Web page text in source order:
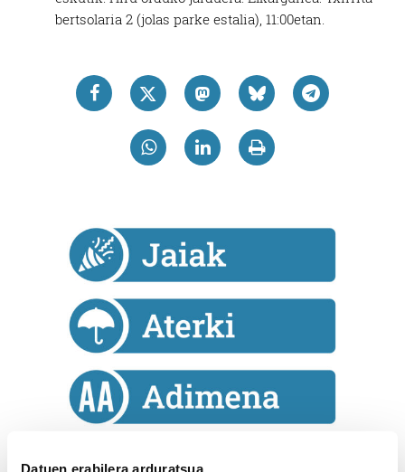
Datuen erabilera arduratsua
bertsolaria 2 (jolas parke estalia), 11:00etan.